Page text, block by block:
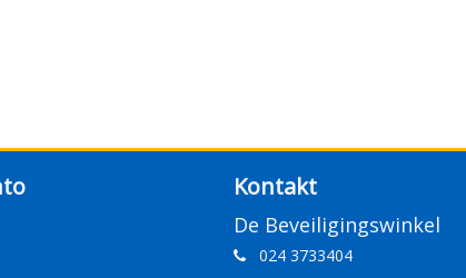
Kontakt
De Beveiligingswinkel
024 3733404